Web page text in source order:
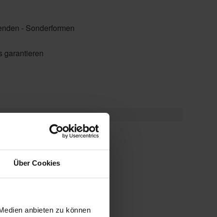
Über Cookies
anbieten zu können
- Sonderformen
garantieren